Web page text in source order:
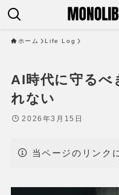
ホーム Life Log
AI時代に守るべ
れない
2026年3月15日
当ページのリンク